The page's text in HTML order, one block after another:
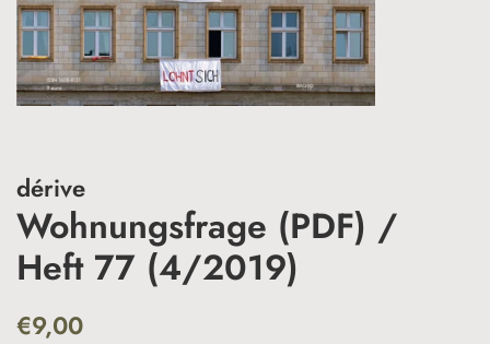
dérive
Wohnungsfrage (PDF) /
Heft 77 (4/2019)
Normaler
€9,00